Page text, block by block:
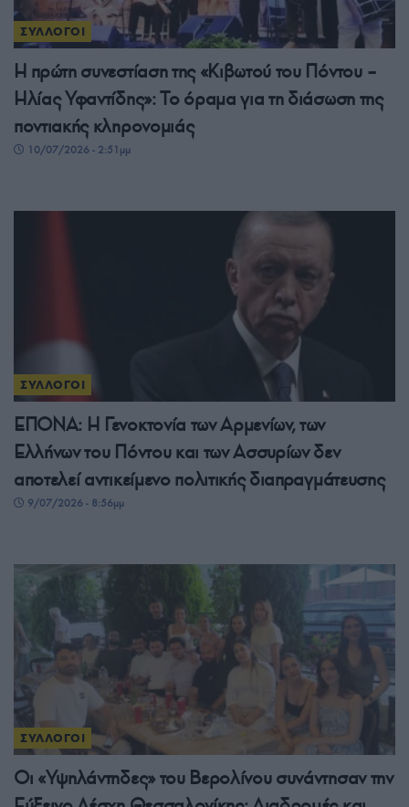
ΣΥΛΛΟΓΟΙ
Η πρώτη συνεστίαση της «Κιβωτού του Πόντου –
Ηλίας Υφαντίδης»: Το όραμα για τη διάσωση της
ποντιακής κληρονομιάς
10/07/2026 - 2:51μμ
ΣΥΛΛΟΓΟΙ
ΕΠΟΝΑ: Η Γενοκτονία των Αρμενίων, των
Ελλήνων του Πόντου και των Ασσυρίων δεν
αποτελεί αντικείμενο πολιτικής διαπραγμάτευσης
9/07/2026 - 8:56μμ
ΣΥΛΛΟΓΟΙ
Οι «Υψηλάντηδες» του Βερολίνου συνάντησαν την